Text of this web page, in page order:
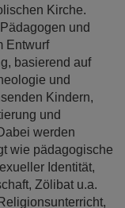
Kirche.
und
Entwurf
basierend auf
und
Kindern,
und
werden
wie pädagogische
Identität,
Zölibat u.a.